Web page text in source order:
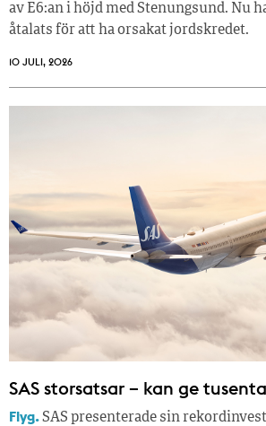
av E6:an i höjd med Stenungsund. Nu
åtalats för att ha orsakat jordskredet.
10 JULI, 2026
SAS storsatsar – kan ge
Flyg.SAS presenterade sin